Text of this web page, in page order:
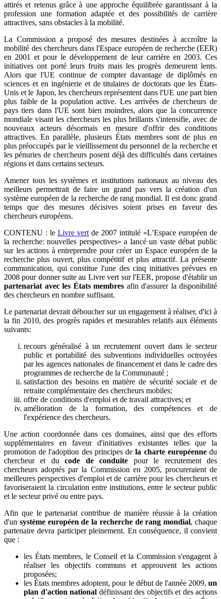
attirés et retenus grâce à une approche équilibrée garantissant à la
profession une formation adaptée et des possibilités de carrière
attractives, sans obstacles à la mobilité.
La Commission a proposé des mesures destinées à accroître la
mobilité des chercheurs dans l'Espace européen de recherche (EER)
en 2001 et pour le développement de leur carrière en 2003. Ces
initiatives ont porté leurs fruits mais les progrès demeurent lents.
Alors que l'UE continue de compter davantage de diplômés en
sciences et en ingénierie et de titulaires de doctorats que les États-
Unis et le Japon, les chercheurs représentent dans l'UE une part bien
plus faible de la population active. Les arrivées de chercheurs de
pays tiers dans l'UE sont bien moindres, alors que la concurrence
mondiale visant les chercheurs les plus brillants s'intensifie, avec de
nouveaux acteurs désormais en mesure d'offrir des conditions
attractives. En parallèle, plusieurs États membres sont de plus en
plus préoccupés par le vieillissement du personnel de la recherche et
les pénuries de chercheurs posent déjà des difficultés dans certaines
régions et dans certains secteurs.
Amener tous les systèmes et institutions nationaux au niveau des
meilleurs permettrait de faire un grand pas vers la création d'un
système européen de la recherche de rang mondial. Il est donc grand
temps que des mesures décisives soient prises en faveur des
chercheurs européens.
CONTENU : le Livre vert de 2007 intitulé «L’Espace européen de
la recherche: nouvelles perspectives» a lancé un vaste débat public
sur les actions à entreprendre pour créer un Espace européen de la
recherche plus ouvert, plus compétitif et plus attractif. La présente
communication, qui constitue l'une des cinq initiatives prévues en
2008 pour donner suite au Livre vert sur l'EER, propose d'établir un
partenariat avec les États membres afin d'assurer la disponibilité
des chercheurs en nombre suffisant.
Le partenariat devrait déboucher sur un engagement à réaliser, d'ici à
la fin 2010, des progrès rapides et mesurables relatifs aux éléments
suivants:
recours généralisé à un recrutement ouvert dans le secteur
public et portabilité des subventions individuelles octroyées
par les agences nationales de financement et dans le cadre des
programmes de recherche de la Communauté ;
satisfaction des besoins en matière de sécurité sociale et de
retraite complémentaire des chercheurs mobiles;
offre de conditions d'emploi et de travail attractives; et
amélioration de la formation, des compétences et de
l'expérience des chercheurs.
Une action coordonnée dans ces domaines, ainsi que des efforts
supplémentaires en faveur d'initiatives existantes telles que la
promotion de l'adoption des principes dela charte européennedu
chercheur et ducode de conduite pour le recrutement des
chercheurs adoptés par la Commission en 2005, procureraient de
meilleures perspectives d'emploi et de carrière pour les chercheurs et
favoriseraient la circulation entre institutions, entre le secteur public
et le secteur privé ou entre pays.
Afin que le partenariat contribue de manière réussie à la création
d'un système européen de la recherche de rang mondial, chaque
partenaire devra participer pleinement. En conséquence, il convient
que :
les États membres, le Conseil et la Commission s'engagent à
réaliser les objectifs communs et approuvent les actions
proposées;
les États membres adoptent, pour le début de l'année 2009, un
plan d'action national définissant des objectifs et des actions